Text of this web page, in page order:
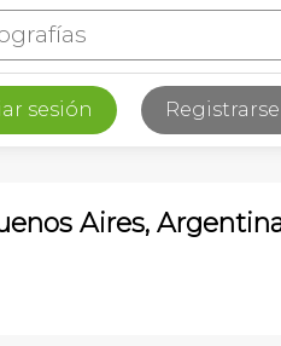
sesión Registrarse
Aires,